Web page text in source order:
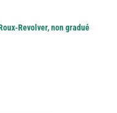
Revolver, non gradué